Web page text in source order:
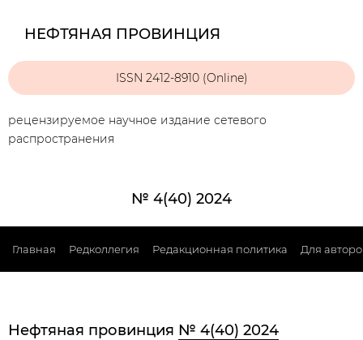
НЕФТЯНАЯ ПРОВИНЦИЯ
ISSN 2412-8910 (Online)
рецензируемое научное издание сетевого
распространения
№ 4(40) 2024
Главная Редколлегия Редакционная политика Для
Нефтяная провинция № 4(40) 2024